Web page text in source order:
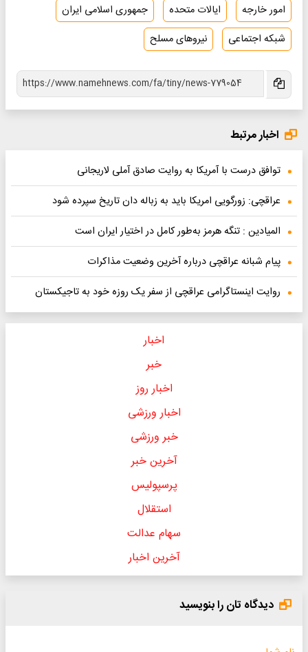
امور خارجه ایالات متحده
جمهوری اسلامی ایران
شبکه اجتماعی
نیروهای مسلح
اخبار مرتبط
توافق درست با آمریکا به روایت صادق آملی‌ لاریجانی
عراقچی: زورگویی امریکا باید به زباله دان تاریخ سپرده شود
المیادین : تنگه هرمز به‌طور کامل در اختیار ایران است
پیام شبانه عراقچی درباره آخرین وضعیت مذاکرات
روایت اینستاگرامی عراقچی از سفر یک روزه خود به تاجیکستان
اخبار
خبر
اخبار روز
اخبار ورزشی
خبر ورزشی
آخرین خبر
پرسپولیس
استقلال
سهام عدالت
آخرین اخبار
دیدگاه تان را بنویسید